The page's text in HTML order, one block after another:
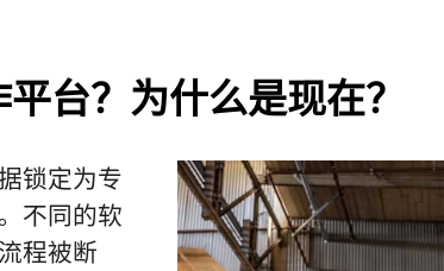
台？为什么是现在？
锁定为专
不同的软
程被断